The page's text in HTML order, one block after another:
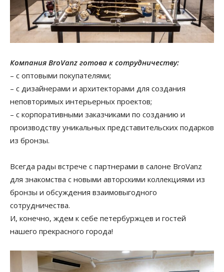
Компания BroVanz готова к сотрудничеству:
– с оптовыми покупателями;
– с дизайнерами и архитекторами для создания
неповторимых интерьерных проектов;
– с корпоративными заказчиками по созданию и
производству уникальных представительских подарков
из бронзы.
Всегда рады встрече с партнерами в салоне BroVanz
для знакомства с новыми авторскими коллекциями из
бронзы и обсуждения взаимовыгодного
сотрудничества.
И, конечно, ждем к себе петербуржцев и гостей
нашего прекрасного города!